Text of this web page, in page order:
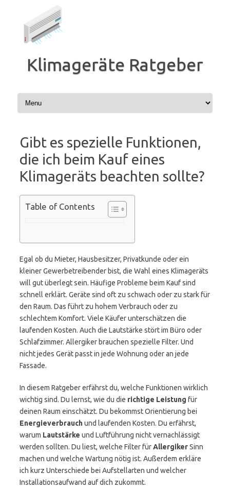
Klimageräte Ratgeber
Gibt es spezielle Funktionen,
die ich beim Kauf eines
Klimageräts beachten sollte?
Table of Contents
Egal ob du Mieter, Hausbesitzer, Privatkunde oder ein
kleiner Gewerbetreibender bist, die Wahl eines Klimageräts
will gut überlegt sein. Häufige Probleme beim Kauf sind
schnell erklärt. Geräte sind oft zu schwach oder zu stark für
den Raum. Das führt zu hohem Verbrauch oder zu
schlechtem Komfort. Viele Käufer unterschätzen die
laufenden Kosten. Auch die Lautstärke stört im Büro oder
Schlafzimmer. Allergiker brauchen spezielle Filter. Und
nicht jedes Gerät passt in jede Wohnung oder an jede
Fassade.
In diesem Ratgeber erfährst du, welche Funktionen wirklich
wichtig sind. Du lernst, wie du die richtige Leistung für
deinen Raum einschätzt. Du bekommst Orientierung bei
Energieverbrauchund laufenden Kosten. Du erfährst,
warum Lautstärke und Luftführung nicht vernachlässigt
werden sollten. Du liest, welche Filter fürAllergikerSinn
machen und welche Wartung nötig ist. Außerdem erkläre
ich kurz Unterschiede bei Aufstellarten und welcher
Installationsaufwand auf dich zukommt.